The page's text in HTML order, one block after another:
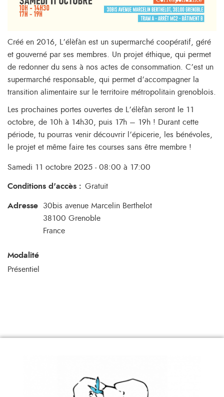
Créé en 2016, L’élèfàn est un supermarché coopératif, géré
et gouverné par ses membres. Un projet éthique, qui permet
de redonner du sens à nos actes de consommation. C’est un
supermarché responsable, qui permet d’accompagner la
transition alimentaire sur le territoire métropolitain grenoblois.
Les prochaines portes ouvertes de L’élèfàn seront le 11
octobre, de 10h à 14h30, puis 17h – 19h ! Durant cette
période, tu pourras venir découvrir l’épicerie, les bénévoles,
le projet et même faire tes courses sans être membre !
Samedi 11 octobre 2025 - 08:00 à 17:00
Conditions d'accès : Gratuit
Adresse
30bis avenue Marcelin Berthelot
38100 Grenoble
France
Modalité
Présentiel